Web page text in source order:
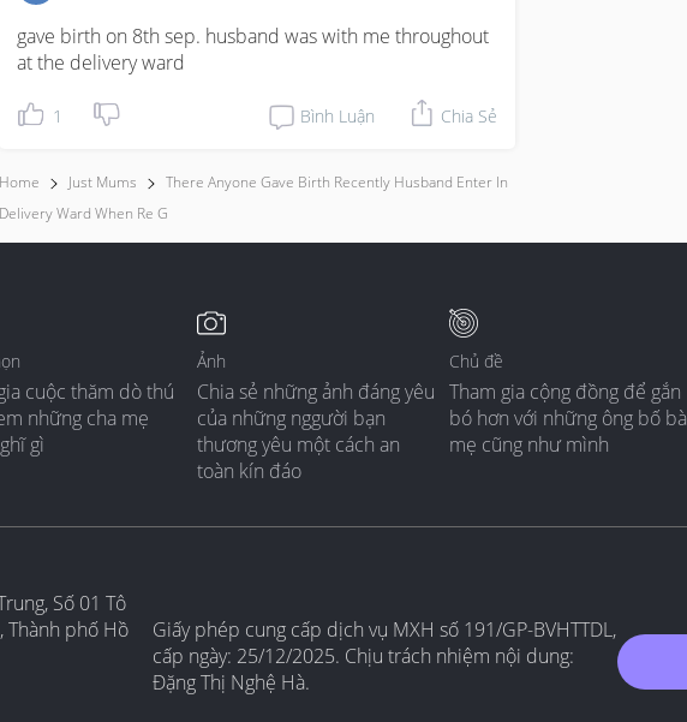
gave birth on 8th sep. husband was with me throughout
at the delivery ward
1 Bình Luận Chia Sẻ
Home Just Mums
There Anyone Gave Birth Recently Husband Enter In
Delivery Ward When Re G
cuộc thăm dò thú
những cha mẹ
gì
Ảnh
Chia sẻ những ảnh đáng yêu
của những nggười bạn
thương yêu một cách an
toàn kín đáo
Chủ đề
Tham gia cộng đồng để gắn
bó hơn với những ông bố bà
mẹ cũng như mình
Số 01 Tô
Thành phố Hồ
Giấy phép cung cấp dịch vụ MXH số 191/GP-BVHTTDL,
cấp ngày: 25/12/2025. Chịu trách nhiệm nội dung:
Đặng Thị Nghệ Hà.